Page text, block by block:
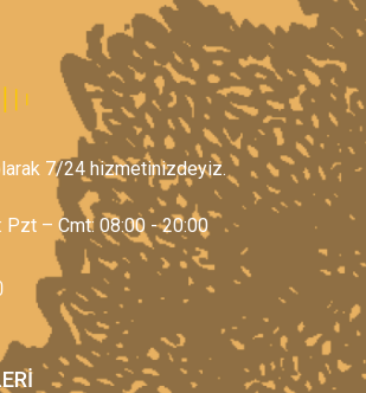
7/24 hizmetinizdeyiz.
: Pzt – Cmt: 08:00 - 20:00